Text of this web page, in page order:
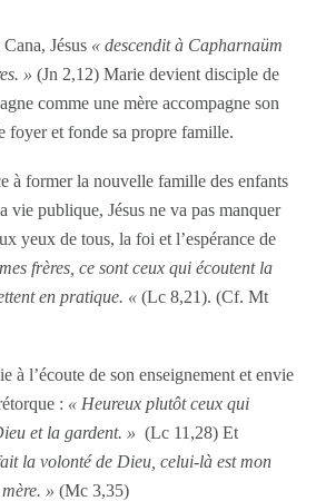
Jésus « descendit à Capharnaüm
» (Jn 2,12) Marie devient disciple de
comme une mère accompagne son
foyer et fonde sa propre famille.
à former la nouvelle famille des enfants
vie publique, Jésus ne va pas manquer
yeux de tous, la foi et l’espérance de
frères, ce sont ceux qui écoutent la
en pratique. « (Lc 8,21). (Cf. Mt
à l’écoute de son enseignement et envie
: « Heureux plutôt ceux qui
et la gardent. » (Lc 11,28) Et
la volonté de Dieu, celui-là est mon
» (Mc 3,35)